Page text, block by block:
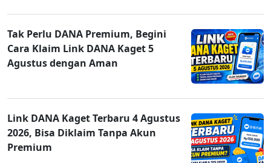
Tak Perlu DANA Premium, Begini
Cara Klaim Link DANA Kaget 5
Agustus dengan Aman
Link DANA Kaget Terbaru 4 Agustus
2026, Bisa Diklaim Tanpa Akun
Premium